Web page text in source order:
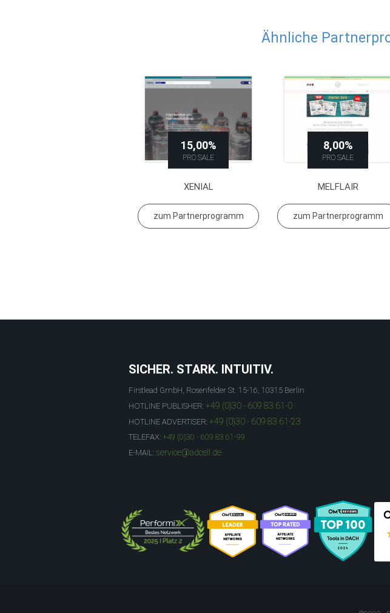
Ähnliche
15,00%
PRO SALE
XENIAL
zum Partnerprogramm
8,00%
PRO SALE
MELFLAIR
zum Partnerprogramm
SICHER. STARK. INTUITIV.
Firstlead GmbH, Rosenfelder St. 15-16, 10315 Berlin
HOTLINE PUBLISHER: +49 (0)30 - 609 83 61-0
HOTLINE ADVERTISER: +49 (0)30 - 609 83 61-23
TELEFAX: +49 (0)30 - 609 83 61-99
E-MAIL: service@adcell.de